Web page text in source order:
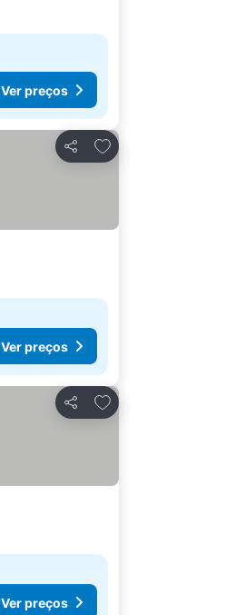
Ver preços
Partilhar
Adicionar aos favoritos
Ver preços
Partilhar
Adicionar aos favoritos
Ver preços